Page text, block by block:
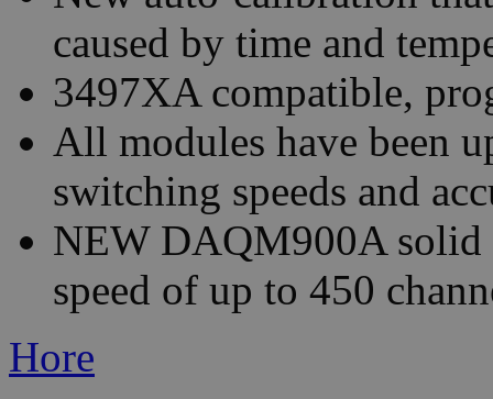
caused by time and
3497XA compatible,
All modules have been
switching speeds and
NEW DAQM900A solid
speed of up to 450
Hore